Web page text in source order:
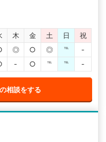
木 金 土 日
祝
◎ ○ ◎ ℡
-
- ○ ℡ ℡ -
相談をする